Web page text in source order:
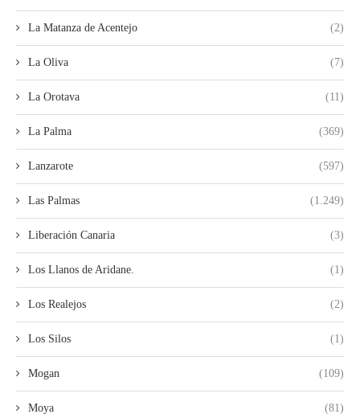
La Matanza de Acentejo (2)
La Oliva (7)
La Orotava (11)
La Palma (369)
Lanzarote (597)
Las Palmas (1.249)
Liberación Canaria (3)
Los Llanos de Aridane. (1)
Los Realejos (2)
Los Silos (1)
Mogan (109)
Moya (81)